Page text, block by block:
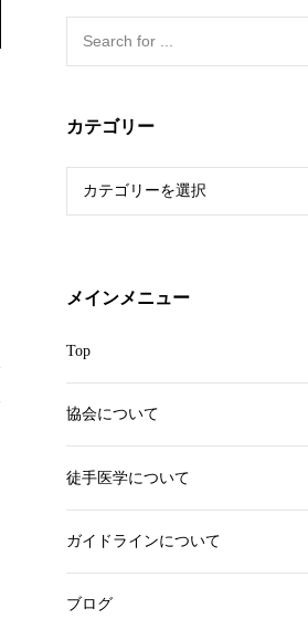
カテゴリー
メインメニュー
Top
協会について
徒手医学について
ガイドラインについて
ブログ